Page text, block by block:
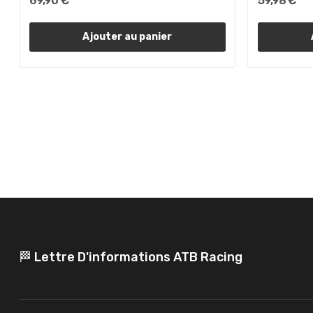
Ajouter au panier
🏁 Lettre D'informations ATB Racing